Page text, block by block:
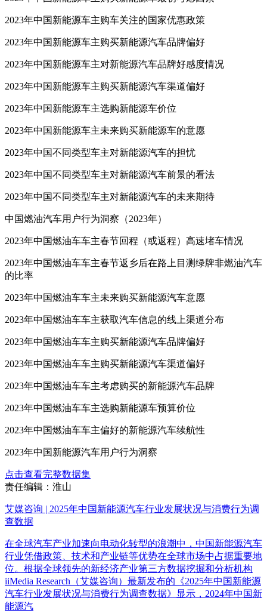
2023年中国新能源车主购车关注的国家优惠政策
2023年中国新能源车主购买新能源汽车品牌偏好
2023年中国新能源车主对新能源汽车品牌好感度情况
2023年中国新能源车主购买新能源汽车渠道偏好
2023年中国新能源车主选购新能源车价位
2023年中国新能源车主未来购买新能源车的意愿
2023年中国不同类型车主对新能源汽车的担忧
2023年中国不同类型车主对新能源汽车前景的看法
2023年中国不同类型车主对新能源汽车的未来期待
中国燃油汽车用户行为洞察（2023年）
2023年中国燃油车车主春节回程（或返程）高速堵车情况
2023年中国燃油车车主春节返乡后在路上目测绿牌非燃油汽车
的比率
2023年中国燃油车车主未来购买新能源汽车意愿
2023年中国燃油车车主获取汽车信息的线上渠道分布
2023年中国燃油车车主购买新能源汽车品牌偏好
2023年中国燃油车车主购买新能源汽车渠道偏好
2023年中国燃油车车主考虑购买的新能源汽车品牌
2023年中国燃油车车主选购新能源车预算价位
2023年中国燃油车车主偏好的新能源汽车续航性
2023年中国新能源汽车用户行为洞察
点击查看完整数据集
责任编辑：淮山
艾媒咨询 | 2025年中国新能源汽车行业发展状况与消费行为调
查数据
在全球汽车产业加速向电动化转型的浪潮中，中国新能源汽车
行业凭借政策、技术和产业链等优势在全球市场中占据重要地
位。根据全球领先的新经济产业第三方数据挖掘和分析机构
iiMedia Research（艾媒咨询）最新发布的《2025年中国新能源
汽车行业发展状况与消费行为调查数据》显示，2024年中国新
能源汽